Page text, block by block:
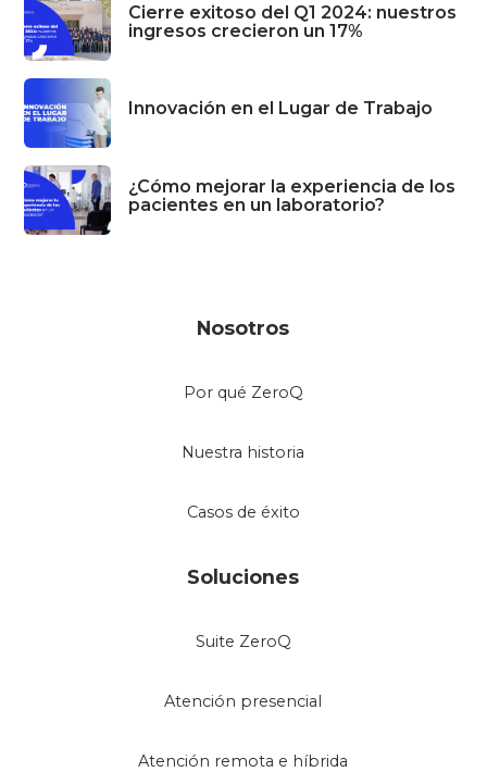
Cierre exitoso del Q1 2024: nuestros
ingresos crecieron un 17%
Innovación en el Lugar de Trabajo
¿Cómo mejorar la experiencia de los
pacientes en un laboratorio?
Nosotros
Por qué ZeroQ
Nuestra historia
Casos de éxito
Soluciones
Suite ZeroQ
Atención presencial
Atención remota e híbrida